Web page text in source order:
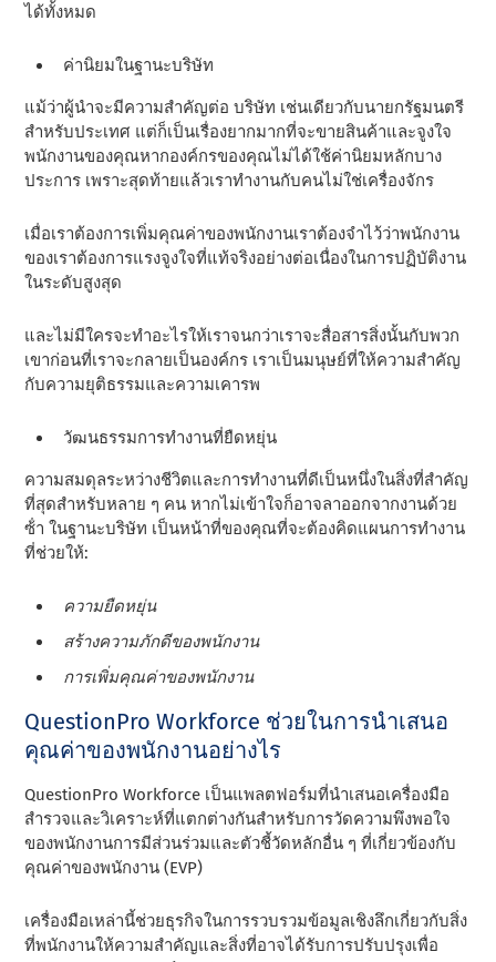
ได้ทั้งหมด
ค่านิยมในฐานะบริษัท
แม้ว่าผู้นําจะมีความสําคัญต่อ บริษัท เช่นเดียวกับนายกรัฐมนตรี
สําหรับประเทศ แต่ก็เป็นเรื่องยากมากที่จะขายสินค้าและจูงใจ
พนักงานของคุณหากองค์กรของคุณไม่ได้ใช้ค่านิยมหลักบาง
ประการ เพราะสุดท้ายแล้วเราทํางานกับคนไม่ใช่เครื่องจักร
เมื่อเราต้องการเพิ่มคุณค่าของพนักงานเราต้องจําไว้ว่าพนักงาน
ของเราต้องการแรงจูงใจที่แท้จริงอย่างต่อเนื่องในการปฏิบัติงาน
ในระดับสูงสุด
และไม่มีใครจะทําอะไรให้เราจนกว่าเราจะสื่อสารสิ่งนั้นกับพวก
เขาก่อนที่เราจะกลายเป็นองค์กร เราเป็นมนุษย์ที่ให้ความสําคัญ
กับความยุติธรรมและความเคารพ
วัฒนธรรมการทํางานที่ยืดหยุ่น
ความสมดุลระหว่างชีวิตและการทํางานที่ดีเป็นหนึ่งในสิ่งที่สําคัญ
ที่สุดสําหรับหลาย ๆ คน หากไม่เข้าใจก็อาจลาออกจากงานด้วย
ซ้ํา ในฐานะบริษัท เป็นหน้าที่ของคุณที่จะต้องคิดแผนการทํางาน
ที่ช่วยให้:
ความยืดหยุ่น
สร้างความภักดีของพนักงาน
การเพิ่มคุณค่าของพนักงาน
QuestionPro Workforce ช่วยในการนําเสนอ
คุณค่าของพนักงานอย่างไร
QuestionPro Workforce เป็นแพลตฟอร์มที่นําเสนอเครื่องมือ
สํารวจและวิเคราะห์ที่แตกต่างกันสําหรับการวัดความพึงพอใจ
ของพนักงานการมีส่วนร่วมและตัวชี้วัดหลักอื่น ๆ ที่เกี่ยวข้องกับ
คุณค่าของพนักงาน (EVP)
เครื่องมือเหล่านี้ช่วยธุรกิจในการรวบรวมข้อมูลเชิงลึกเกี่ยวกับสิ่ง
ที่พนักงานให้ความสําคัญและสิ่งที่อาจได้รับการปรับปรุงเพื่อ